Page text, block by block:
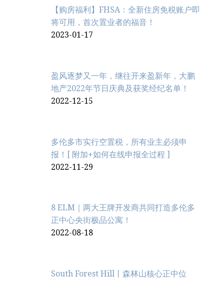
【购房福利】FHSA：全新住房免税账户即
将可用，首次置业者的福音！
2023-01-17
盈风逐梦又一年，继往开来盈新年，大鹏
地产2022年节日庆典及获奖经纪名单！
2022-12-15
多伦多市实行空置税，所有业主必须申
报！[ 附加+如何在线申报全过程 ]
2022-11-29
8 ELM｜两大王牌开发商共同打造多伦多
正中心央街极品公寓！
2022-08-18
South Forest Hill丨森林山核心正中位